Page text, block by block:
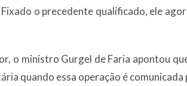
o precedente qualificado, ele
o ministro Gurgel de Faria apontou
quando essa operação é comunicada